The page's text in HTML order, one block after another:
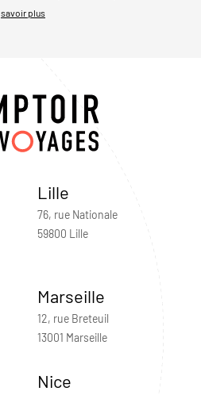
savoir plus
Lille
76, rue Nationale
59800 Lille
Marseille
12, rue Breteuil
13001 Marseille
Nice